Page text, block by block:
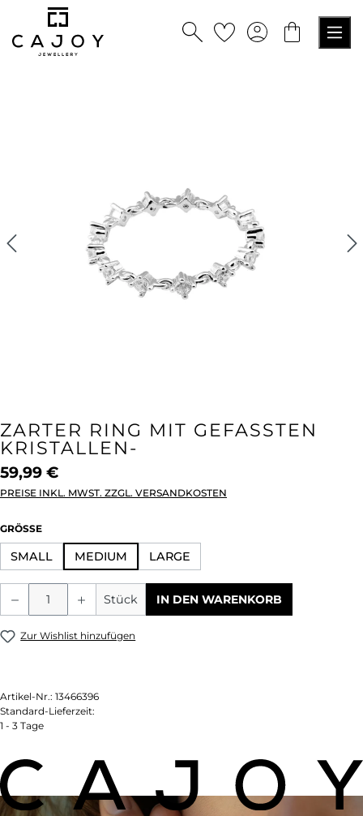
springen
ZARTER RING MIT GEFASSTEN
KRISTALLEN-
59,99 €
PREISE INKL. MWST. ZZGL. VERSANDKOSTEN
GRÖSSE AUSWÄHLEN
SMALL MEDIUM LARGE
Produkt Anzahl: Gib den gewünschten
Stück IN DEN WARENKORB
Zur Wishlist hinzufügen
Artikel-Nr.: 13466396
Standard-Lieferzeit:
1 - 3 Tage